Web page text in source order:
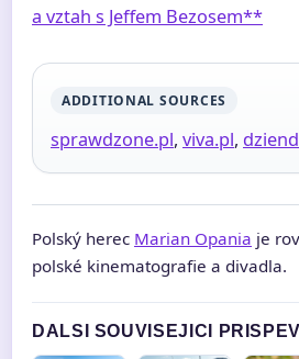
a vztah s Jeffem Bezosem**
ADDITIONAL SOURCES
sprawdzone.pl, viva.pl,
Polský herec Marian Opania je
polské kinematografie a divadla.
DALSI SOUVISEJICI